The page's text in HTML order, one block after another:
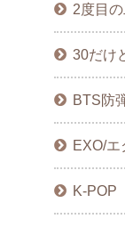
2度目
30だけ
BTS防
EXO/エ
K-POP